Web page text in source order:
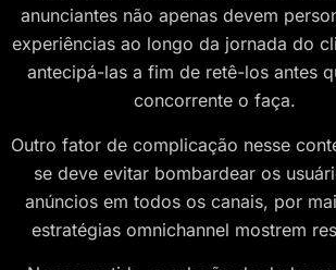
anunciantes não apenas devem
experiências ao longo da jornada do
antecipá-las a fim de retê-los antes
concorrente o faça.
Outro fator de complicação nesse
se deve evitar bombardear os
anúncios em todos os canais, por
estratégias omnichannel mostrem